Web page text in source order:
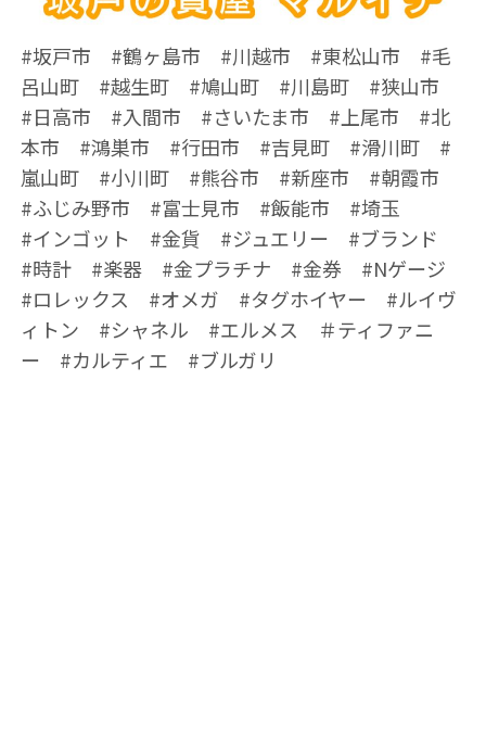
#坂戸市 #鶴ヶ島市 #川越市 #東松山市 #毛
呂山町 #越生町 #鳩山町 #川島町 #狭山市
#日高市 #入間市 #さいたま市 #上尾市 #北
本市 #鴻巣市 #行田市 #吉見町 #滑川町 #
嵐山町 #小川町 #熊谷市 #新座市 #朝霞市
#ふじみ野市 #富士見市 #飯能市 #埼玉
#インゴット #金貨 #ジュエリー #ブランド
#時計 #楽器 #金プラチナ #金券 #Nゲージ
#ロレックス #オメガ #タグホイヤー #ルイヴ
ィトン #シャネル #エルメス ＃ティファニ
ー #カルティエ #ブルガリ